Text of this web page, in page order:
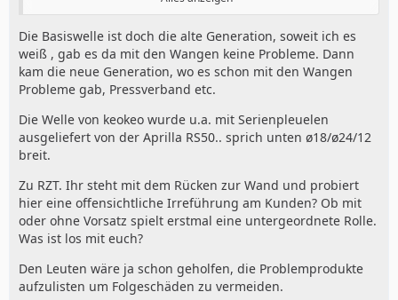
50S Rennwelle also 50mm Hub und 105er Pleuel.
Das nackte Pleuelauge wog 32g (Pleuel liegt waagerecht
und das obere Auge auf der Waage)
Mein Kolben/Bolzen/Ringe wogen 158g
Diese Kombination hielt bei mir 20000km bis zur
Angstregeneration, es war kein vorzeitiger Schaden.
12-13 PS am Rad waren das bei 6800RPM
Die Basiswelle ist doch die alte Generation, soweit ich es
weiß , gab es da mit den Wangen keine Probleme. Dann
kam die neue Generation, wo es schon mit den Wangen
Probleme gab, Pressverband etc.
Die Welle von keokeo wurde u.a. mit Serienpleuelen
ausgeliefert von der Aprilla RS50.. sprich unten ø18/ø24/12
breit.
Zu RZT. Ihr steht mit dem Rücken zur Wand und probiert
hier eine offensichtliche Irreführung am Kunden? Ob mit
oder ohne Vorsatz spielt erstmal eine untergeordnete Rolle.
Was ist los mit euch?
Den Leuten wäre ja schon geholfen, die Problemprodukte
aufzulisten um Folgeschäden zu vermeiden.